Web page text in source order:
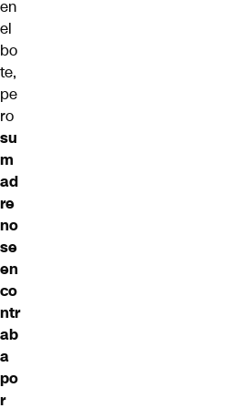
en
el
bo
te,
pe
ro
su
m
ad
re
no
se
en
co
ntr
ab
a
po
r